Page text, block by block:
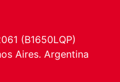
(B1650LQP)
Aires. Argentina